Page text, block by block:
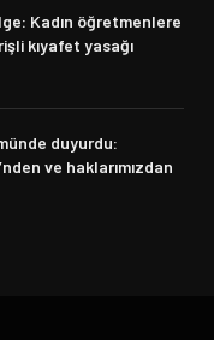
Kadın öğretmenlere
kıyafet yasağı
duyurdu:
ve haklarımızdan